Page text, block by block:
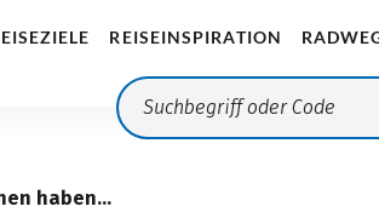
REISEINSPIRATION
haben...